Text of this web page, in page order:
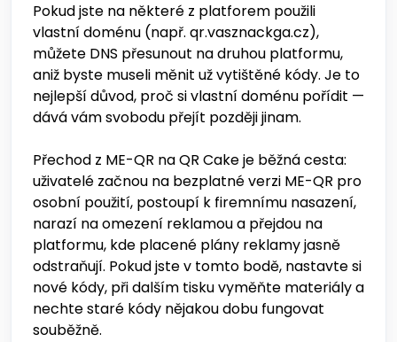
Pokud jste na některé z platforem použili
vlastní doménu (např. qr.vasznackga.cz),
můžete DNS přesunout na druhou platformu,
aniž byste museli měnit už vytištěné kódy. Je to
nejlepší důvod, proč si vlastní doménu pořídit —
dává vám svobodu přejít později jinam.
Přechod z ME-QR na QR Cake je běžná cesta:
uživatelé začnou na bezplatné verzi ME-QR pro
osobní použití, postoupí k firemnímu nasazení,
narazí na omezení reklamou a přejdou na
platformu, kde placené plány reklamy jasně
odstraňují. Pokud jste v tomto bodě, nastavte si
nové kódy, při dalším tisku vyměňte materiály a
nechte staré kódy nějakou dobu fungovat
souběžně.